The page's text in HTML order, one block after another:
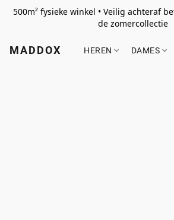
500m² fysieke winkel • Veilig achteraf
de zomercollectie
MADDOX HEREN DAMES